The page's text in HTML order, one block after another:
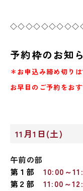
予約枠のお知
＊お申込み締め切りは
お早目のご予約をお
11月1日(土)
午前の部
第１部 10:00～
第２部 11:00～